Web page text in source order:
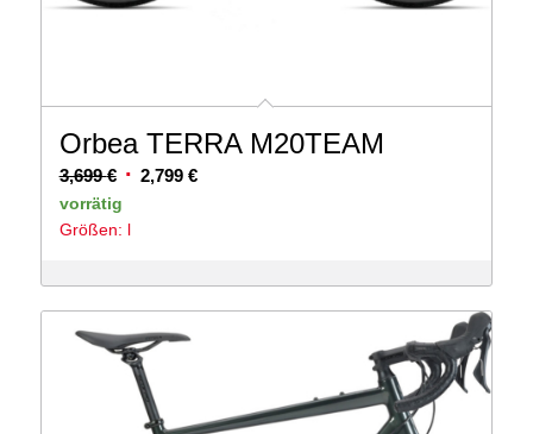
Orbea TERRA M20TEAM
3,699€ Ursprünglicher
Preis
war:
2,799 €Aktueller
vorrätig
Größen: l